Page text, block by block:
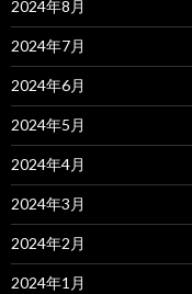
2024年8月
2024年7月
2024年6月
2024年5月
2024年4月
2024年3月
2024年2月
2024年1月